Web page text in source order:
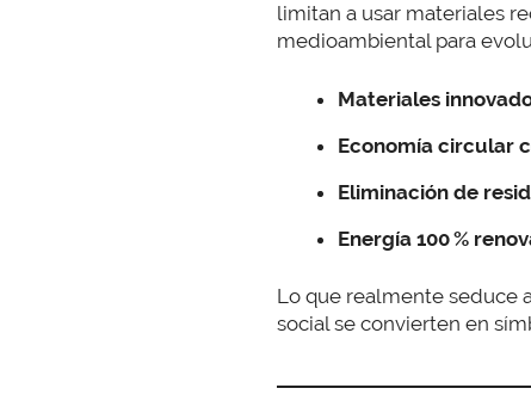
limitan a usar materiales
medioambiental para
Materiales
Economía circular
Eliminación de
Energía 100 %
Lo que realmente seduce
social se convierten en